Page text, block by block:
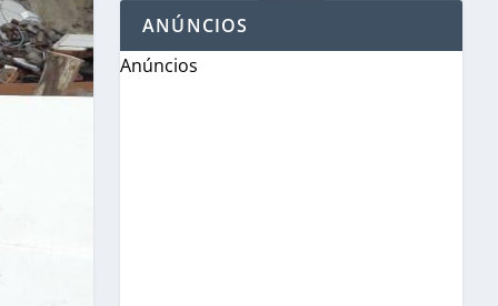
ANÚNCIOS
Anúncios